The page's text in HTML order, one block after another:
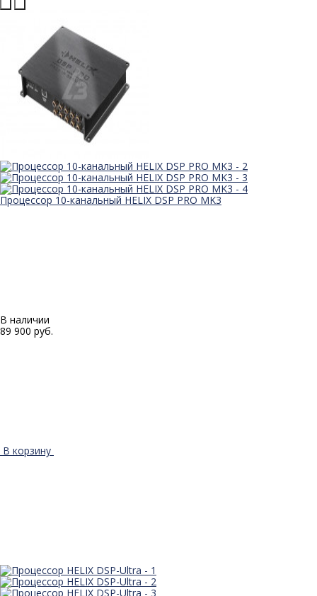
Процессор 10-канальный HELIX DSP PRO MK3
В наличии
89 900 руб.
В корзину